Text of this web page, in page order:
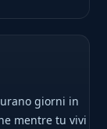
giorni in
mentre tu vivi